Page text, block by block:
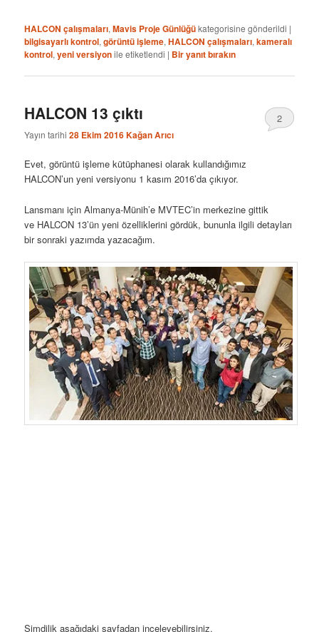
HALCON çalışmaları,Mavis Proje Günlüğükategorisine gönderildi |
bilgisayarlı kontrol,görüntü işleme,HALCON çalışmaları,kameralı
kontrol,yeni versiyonile etiketlendi | Bir yanıt bırakın
HALCON 13 çıktı
Yayın tarihi28 Ekim 2016Kağan Arıcı
2
Evet, görüntü işleme kütüphanesi olarak kullandığımız
HALCON’un yeni versiyonu 1 kasım 2016’da çıkıyor.
Lansmanı için Almanya-Münih’e MVTEC’in merkezine gittik
ve HALCON 13’ün yeni özelliklerini gördük, bununla ilgili detayları
bir sonraki yazımda yazacağım.
Şimdilik aşağıdaki sayfadan inceleyebilirsiniz.